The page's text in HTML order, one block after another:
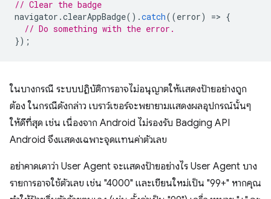
// Clear the badge
navigator .clearAppBadge().catch((error) => {
// Do something with the error.
});
ในบางกรณี ระบบปฏิบัติการอาจไม่อนุญาตให้แสดงป้ายอย่างถูก
ต้อง ในกรณีดังกล่าว เบราว์เซอร์จะพยายามแสดงผลอุปกรณ์นั้นๆ
ให้ดีที่สุด เช่น เนื่องจาก Android ไม่รองรับ Badging API
Android จึงแสดงเฉพาะจุดแทนค่าตัวเลข
อย่าคาดเดาว่า User Agent จะแสดงป้ายอย่างไร User Agent บาง
รายการอาจใช้ตัวเลข เช่น "4000" และเขียนใหม่เป็น "99+" หากคุณ